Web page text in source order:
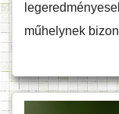
műhelynek